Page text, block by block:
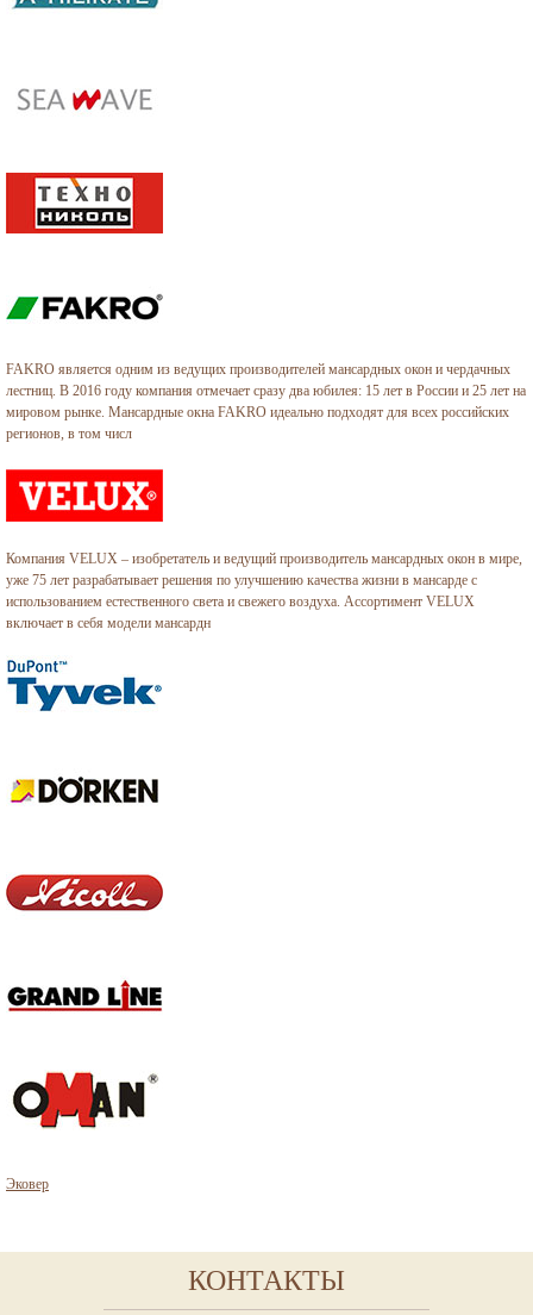
FAKRO является одним из ведущих производителей мансардных окон и чердачных
лестниц. В 2016 году компания отмечает сразу два юбилея: 15 лет в России и 25 лет на
мировом рынке. Мансардные окна FAKRO идеально подходят для всех российских
регионов, в том числ
Компания VELUX – изобретатель и ведущий производитель мансардных окон в мире,
уже 75 лет разрабатывает решения по улучшению качества жизни в мансарде с
использованием естественного света и свежего воздуха. Ассортимент VELUX
включает в себя модели мансардн
Эковер
КОНТАКТЫ